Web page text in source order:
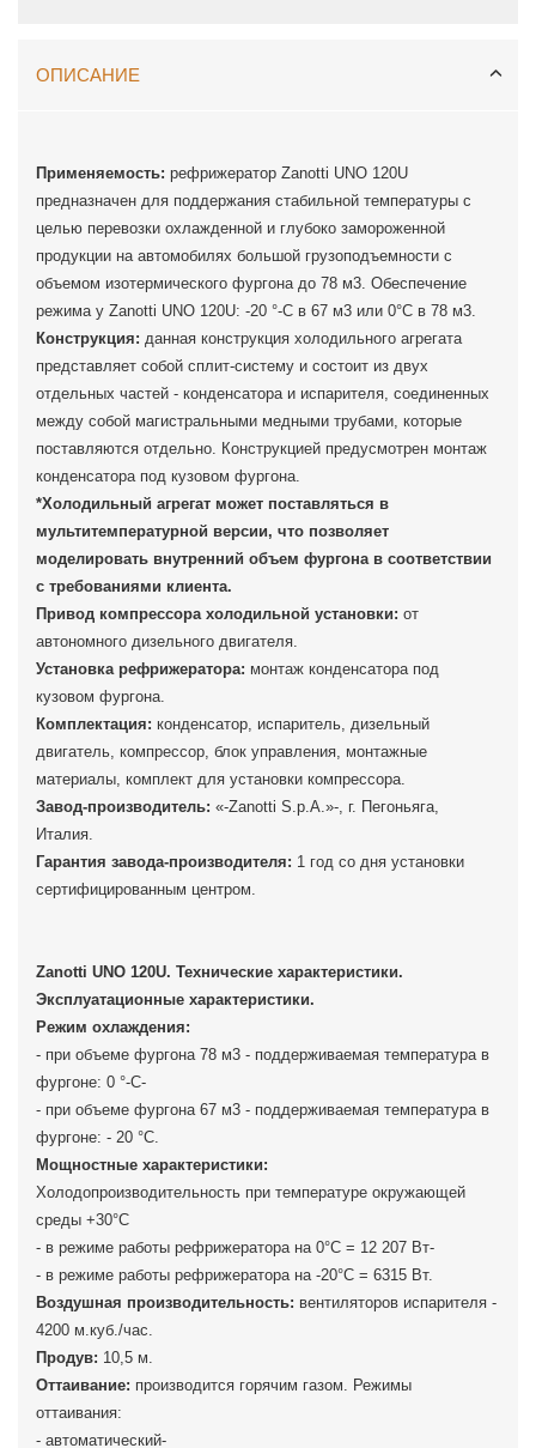
ОПИСАНИЕ
Применяемость: рефрижератор Zanotti UNO 120U
предназначен для поддержания стабильной температуры с
целью перевозки охлажденной и глубоко замороженной
продукции на автомобилях большой грузоподъемности с
объемом изотермического фургона до 78 м3. Обеспечение
режима у Zanotti UNO 120U: -20 °-C в 67 м3 или 0°C в 78 м3.
Конструкция: данная конструкция холодильного агрегата
представляет собой сплит-систему и состоит из двух
отдельных частей - конденсатора и испарителя, соединенных
между собой магистральными медными трубами, которые
поставляются отдельно. Конструкцией предусмотрен монтаж
конденсатора под кузовом фургона.
*Холодильный агрегат может поставляться в
мультитемпературной версии, что позволяет
моделировать внутренний объем фургона в соответствии
с требованиями клиента.
Привод компрессора холодильной установки: от
автономного дизельного двигателя.
Установка рефрижератора: монтаж конденсатора под
кузовом фургона.
Комплектация: конденсатор, испаритель, дизельный
двигатель, компрессор, блок управления, монтажные
материалы, комплект для установки компрессора.
Завод-производитель: «-Zanotti S.p.A.»-, г. Пегоньяга,
Италия.
Гарантия завода-производителя: 1 год со дня установки
сертифицированным центром.
Zanotti UNO 120U. Технические характеристики.
Эксплуатационные характеристики.
Режим охлаждения:
- при объеме фургона 78 м3 - поддерживаемая температура в
фургоне: 0 °-С-
- при объеме фургона 67 м3 - поддерживаемая температура в
фургоне: - 20 °С.
Мощностные характеристики:
Холодопроизводительность при температуре окружающей
среды +30°С
- в режиме работы рефрижератора на 0°C = 12 207 Вт-
- в режиме работы рефрижератора на -20°C = 6315 Вт.
Воздушная производительность: вентиляторов испарителя -
4200 м.куб./час.
Продув: 10,5 м.
Оттаивание: производится горячим газом. Режимы
оттаивания:
- автоматический-